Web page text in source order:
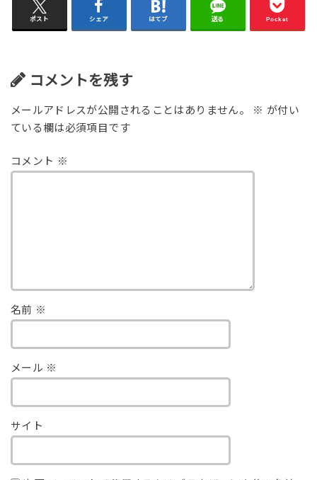
ポスト シェア はてブ 送る Pocket
コメントを残す
メールアドレスが公開されることはありません。 ※ が付い
ている欄は必須項目です
コメント ※
名前 ※
メール ※
サイト